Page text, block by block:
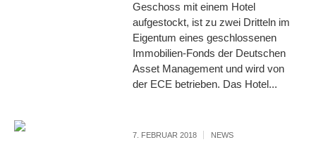
Geschoss mit einem Hotel
aufgestockt, ist zu zwei Dritteln im
Eigentum eines geschlossenen
Immobilien-Fonds der Deutschen
Asset Management und wird von
der ECE betrieben. Das Hotel...
7. FEBRUAR 2018 NEWS